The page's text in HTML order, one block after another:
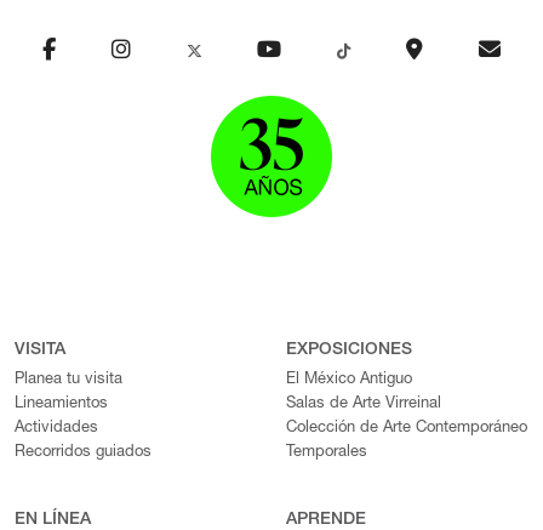
VISITA
Planea tu visita
Lineamientos
Actividades
Recorridos guiados
EXPOSICIONES
El México Antiguo
Salas de Arte Virreinal
Colección de Arte Contemporáneo
Temporales
EN LÍNEA APRENDE